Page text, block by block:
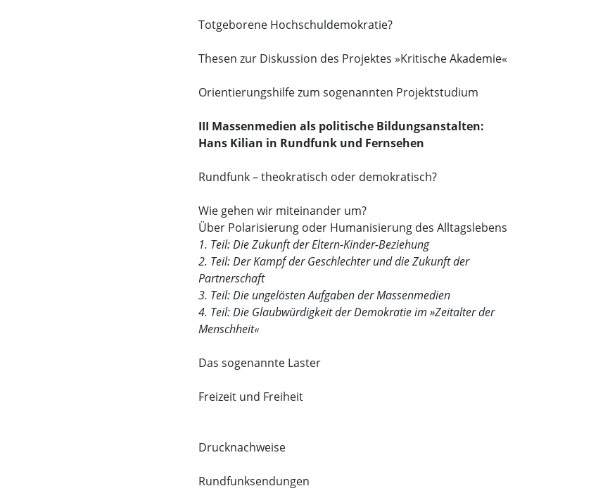
Totgeborene Hochschuldemokratie?
Thesen zur Diskussion des Projektes »Kritische Akademie«
Orientierungshilfe zum sogenannten Projektstudium
III Massenmedien als politische Bildungsanstalten:
Hans Kilian in Rundfunk und Fernsehen
Rundfunk – theokratisch oder demokratisch?
Wie gehen wir miteinander um?
Über Polarisierung oder Humanisierung des Alltagslebens
1. Teil: Die Zukunft der Eltern-Kinder-Beziehung
2. Teil: Der Kampf der Geschlechter und die Zukunft der
Partnerschaft
3. Teil: Die ungelösten Aufgaben der Massenmedien
4. Teil: Die Glaubwürdigkeit der Demokratie im »Zeitalter der
Menschheit«
Das sogenannte Laster
Freizeit und Freiheit
Drucknachweise
Rundfunksendungen